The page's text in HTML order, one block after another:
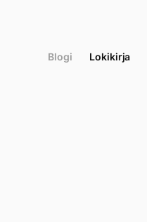
Blogi Lokikirja